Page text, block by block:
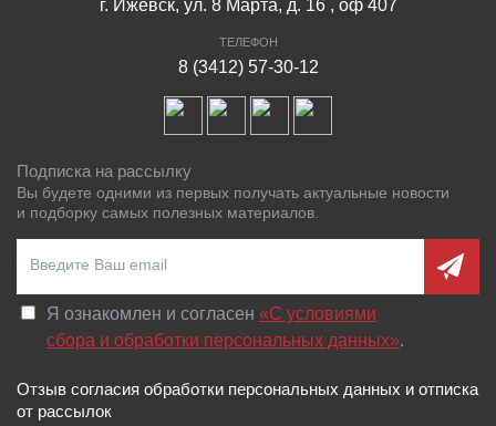
г. Ижевск, ул. 8 Марта, д. 16 , оф 407
ТЕЛЕФОН
8 (3412) 57-30-12
Подписка на рассылку
Вы будете одними из первых получать актуальные новости
и подборку самых полезных материалов.
Я ознакомлен и согласен «C условиями
сбора и обработки персональных данных».
Отзыв согласия обработки персональных данных и отписка
от рассылок